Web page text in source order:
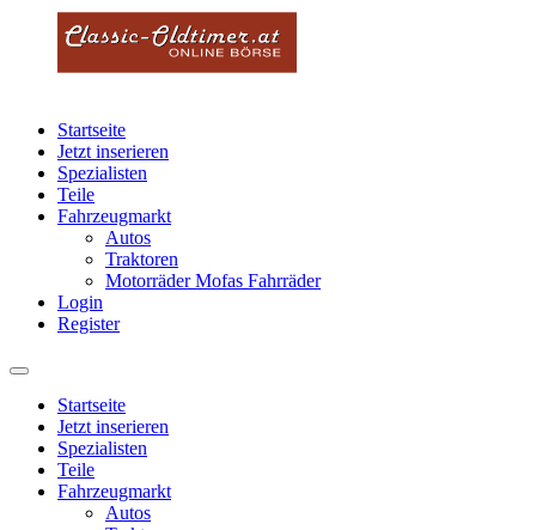
Startseite
Jetzt inserieren
Spezialisten
Teile
Fahrzeugmarkt
Autos
Traktoren
Motorräder Mofas Fahrräder
Login
Register
Startseite
Jetzt inserieren
Spezialisten
Teile
Fahrzeugmarkt
Autos